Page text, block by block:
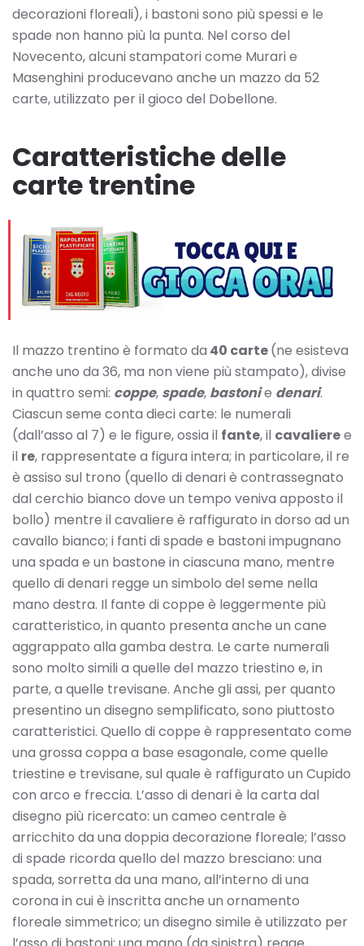
decorazioni floreali), i bastoni sono più spessi e le
spade non hanno più la punta. Nel corso del
Novecento, alcuni stampatori come Murari e
Masenghini producevano anche un mazzo da 52
carte, utilizzato per il gioco del Dobellone.
Caratteristiche delle
carte trentine
Il mazzo trentino è formato da 40 carte(ne esisteva
anche uno da 36, ma non viene più stampato), divise
in quattro semi: coppe, spade, bastonie denari.
Ciascun seme conta dieci carte: le numerali
(dall’asso al 7) e le figure, ossia il fante, il cavalieree
il re, rappresentate a figura intera; in particolare, il re
è assiso sul trono (quello di denari è contrassegnato
dal cerchio bianco dove un tempo veniva apposto il
bollo) mentre il cavaliere è raffigurato in dorso ad un
cavallo bianco; i fanti di spade e bastoni impugnano
una spada e un bastone in ciascuna mano, mentre
quello di denari regge un simbolo del seme nella
mano destra. Il fante di coppe è leggermente più
caratteristico, in quanto presenta anche un cane
aggrappato alla gamba destra. Le carte numerali
sono molto simili a quelle del mazzo triestino e, in
parte, a quelle trevisane. Anche gli assi, per quanto
presentino un disegno semplificato, sono piuttosto
caratteristici. Quello di coppe è rappresentato come
una grossa coppa a base esagonale, come quelle
triestine e trevisane, sul quale è raffigurato un Cupido
con arco e freccia. L’asso di denari è la carta dal
disegno più ricercato: un cameo centrale è
arricchito da una doppia decorazione floreale; l’asso
di spade ricorda quello del mazzo bresciano: una
spada, sorretta da una mano, all’interno di una
corona in cui è inscritta anche un ornamento
floreale simmetrico; un disegno simile è utilizzato per